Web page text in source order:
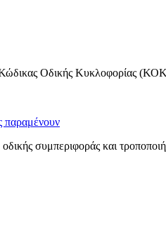
Κώδικας Οδικής Κυκλοφορίας
παραμένουν
συμπεριφοράς και